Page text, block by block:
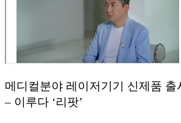
메디컬분야 레이저기기 신제품 출
– 이루다 ‘리팟’